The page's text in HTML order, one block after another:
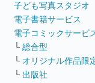
子ども写真スタジオ
電子書籍サービス
電子コミックサービ
└ 総合型
└ オリジナル作品限
└ 出版社